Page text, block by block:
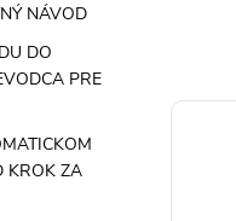
NÁVOD
DO
PRE
KROK ZA
–32 %